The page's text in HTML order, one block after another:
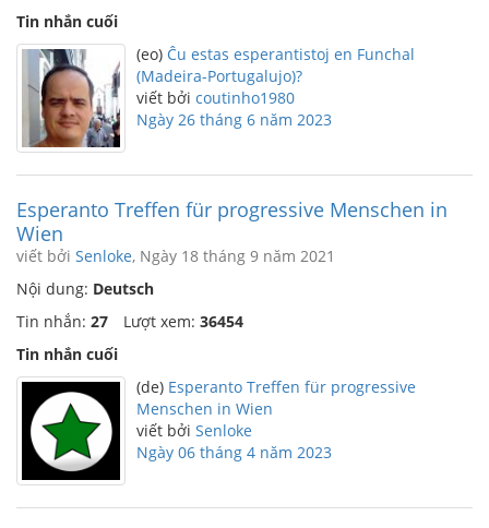
Tin nhắn cuối
(eo) Ĉu estas esperantistoj en Funchal
(Madeira-Portugalujo)?
viết bởi coutinho1980
Ngày 26 tháng 6 năm 2023
Esperanto Treffen für progressive Menschen in
Wien
viết bởi Senloke, Ngày 18 tháng 9 năm 2021
Nội dung: Deutsch
Tin nhắn: 27 Lượt xem: 36454
Tin nhắn cuối
(de) Esperanto Treffen für progressive
Menschen in Wien
viết bởi Senloke
Ngày 06 tháng 4 năm 2023